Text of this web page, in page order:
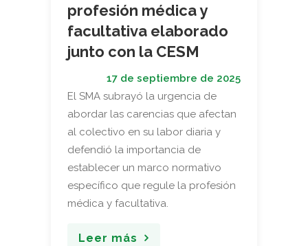
profesión médica y
facultativa elaborado
junto con la CESM
17 de septiembre de 2025
El SMA subrayó la urgencia de
abordar las carencias que afectan
al colectivo en su labor diaria y
defendió la importancia de
establecer un marco normativo
específico que regule la profesión
médica y facultativa.
Leer más